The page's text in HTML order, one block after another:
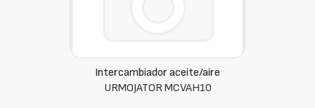
Intercambiador aceite/aire
URMOJATOR MCVAH10